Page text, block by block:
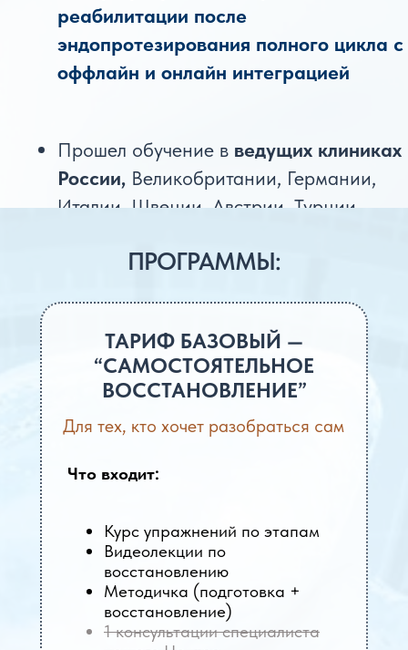
ПРОГРАММЫ:
Что входит:
Курс упражнений по этапам
Видеолекции по
восстановлению
Методичка (подготовка +
восстановление)
1 консультации специалиста
Для тех, кто хочет разобраться сам
ТАРИФ БАЗОВЫЙ —
“САМОСТОЯТЕЛЬНОЕ
ВОССТАНОВЛЕНИЕ”
Не просто набор упражнений, а понятный
эндопротезирования — с материалами,
рекомендациями и поддержкой специалистов
В форматах с сопровождением
можно задавать вопросы и
Практические упражнения
Комплексы распределены по
этапам восстановления.
Видеолекции
каких ошибок избегать.
2
Этапы восстановления
От первых дней после
операции до уверенного
собраны в одном месте.